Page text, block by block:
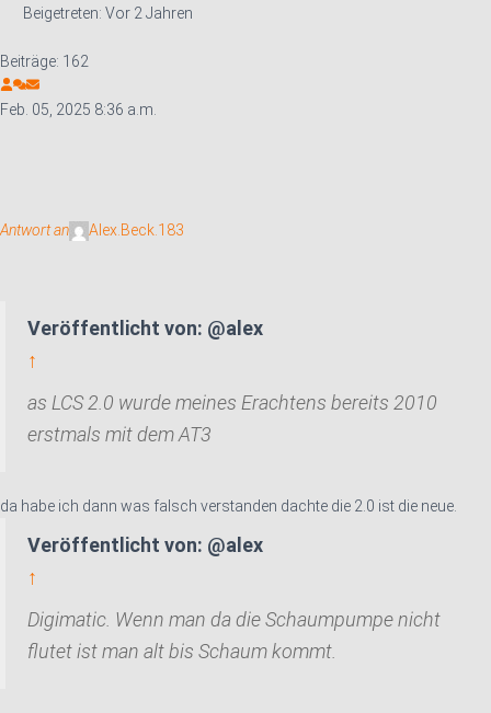
Beigetreten: Vor 2 Jahren
Beiträge: 162
Feb. 05, 2025 8:36 a.m.
Antwort an Alex.Beck.183
Veröffentlicht von: @alex
↑
as LCS 2.0 wurde meines Erachtens bereits 2010
erstmals mit dem AT3
da habe ich dann was falsch verstanden dachte die 2.0 ist die neue.
Veröffentlicht von: @alex
↑
Digimatic. Wenn man da die Schaumpumpe nicht
flutet ist man alt bis Schaum kommt.